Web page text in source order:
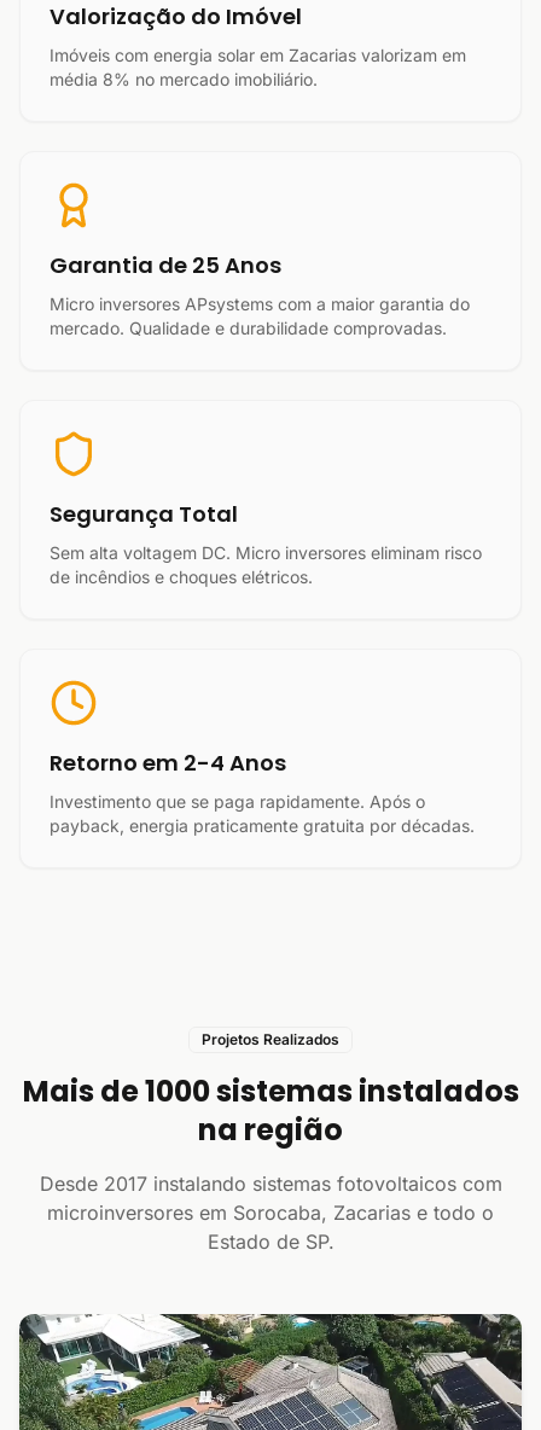
Valorização do Imóvel
Imóveis com energia solar em Zacarias valorizam em
média 8% no mercado imobiliário.
Garantia de 25 Anos
Micro inversores APsystems com a maior garantia do
mercado. Qualidade e durabilidade comprovadas.
Segurança Total
Sem alta voltagem DC. Micro inversores eliminam risco
de incêndios e choques elétricos.
Retorno em 2-4 Anos
Investimento que se paga rapidamente. Após o
payback, energia praticamente gratuita por décadas.
Projetos Realizados
Mais de 1000 sistemas instalados
na região
Desde 2017 instalando sistemas fotovoltaicos com
microinversores em Sorocaba, Zacarias e todo o
Estado de SP.